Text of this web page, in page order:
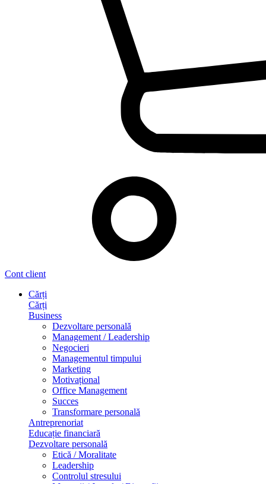
Cont client
Cărți
Cărți
Business
Dezvoltare personală
Management / Leadership
Negocieri
Managementul timpului
Marketing
Motivațional
Office Management
Succes
Transformare personală
Antreprenoriat
Educație financiară
Dezvoltare personală
Etică / Moralitate
Leadership
Controlul stresului